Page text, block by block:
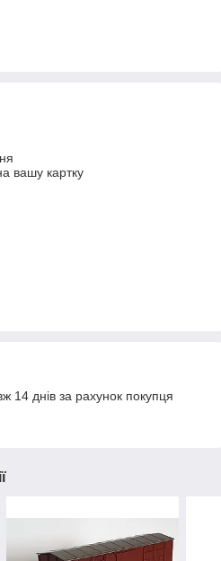
вашу картку
14 днів за рахунок покупця